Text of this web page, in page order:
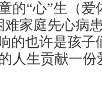
的“心”生（
难家庭先心病
的也许是孩子
人生贡献一份